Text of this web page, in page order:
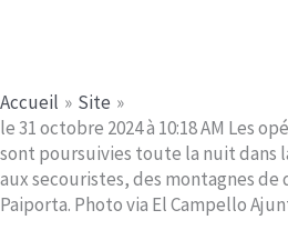
Accueil
Site
le 31 octobre 2024 à 10:18 AM Les
sont poursuivies toute la nuit dans
aux secouristes, des montagnes de
Paiporta. Photo via El Campello